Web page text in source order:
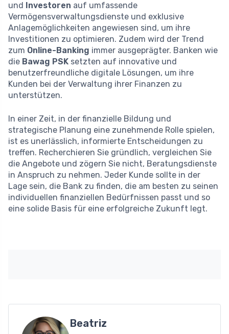
und
Investoren auf umfassende
Vermögensverwaltungsdienste und exklusive
Anlagemöglichkeiten angewiesen sind, um ihre
Investitionen zu optimieren. Zudem wird der Trend
zum Online-Banking immer ausgeprägter. Banken wie
die Bawag PSK setzten auf innovative und
benutzerfreundliche digitale Lösungen, um ihre
Kunden bei der Verwaltung ihrer Finanzen zu
unterstützen.
In einer Zeit, in der finanzielle Bildung und
strategische Planung eine zunehmende Rolle spielen,
ist es unerlässlich, informierte Entscheidungen zu
treffen. Recherchieren Sie gründlich, vergleichen Sie
die Angebote und zögern Sie nicht, Beratungsdienste
in Anspruch zu nehmen. Jeder Kunde sollte in der
Lage sein, die Bank zu finden, die am besten zu seinen
individuellen finanziellen Bedürfnissen passt und so
eine solide Basis für eine erfolgreiche Zukunft legt.
Beatriz